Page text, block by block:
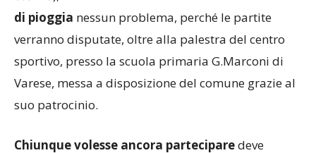
Girone A vs 6° Girone B, 2° Girone A vs 5° Girone B e
così via), fino ad ottenere la classifica finale.In caso
di pioggianessun problema, perché le partite
verranno disputate, oltre alla palestra del centro
sportivo, presso la scuola primaria G.Marconi di
suo patrocinio.